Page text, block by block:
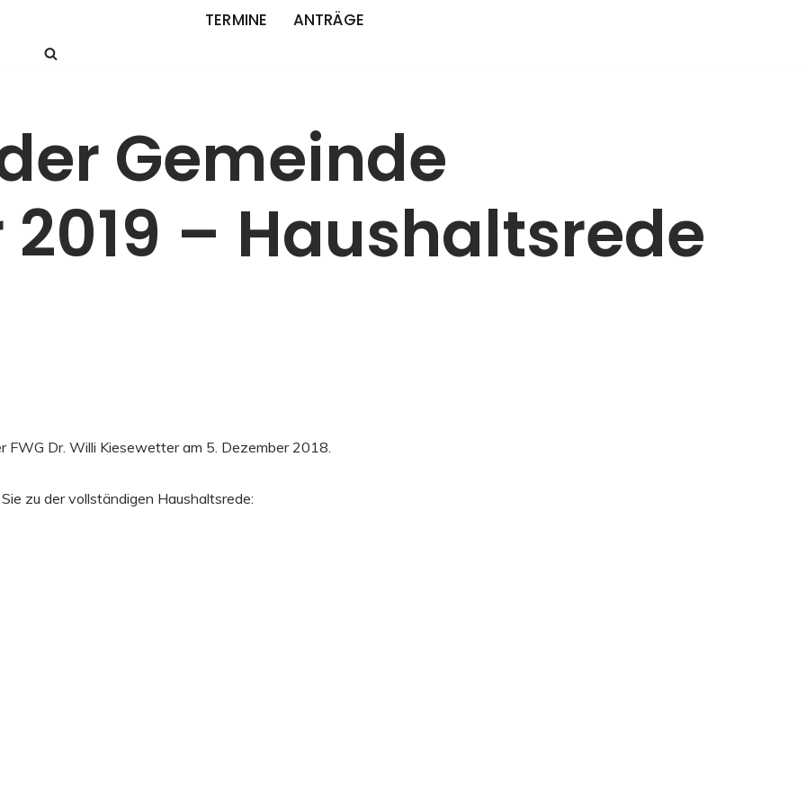
TERMINE ANTRÄGE
Gemeinde
2019 – Haushaltsrede
FWG Dr. Willi Kiesewetter am 5. Dezember 2018.
zu der vollständigen Haushaltsrede: